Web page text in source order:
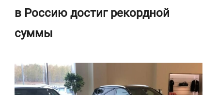
в Россию достиг рекордной
суммы